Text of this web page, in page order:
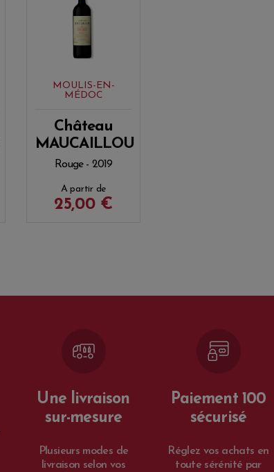
MOULIS-EN-
MÉDOC
Château
MAUCAILLOU
Rouge - 2019
A partir de
25,00 €
Une livraison
sur-mesure
Plusieurs modes de
livraison selon vos
Paiement 100
sécurisé
Réglez vos achats en
toute sérénité par